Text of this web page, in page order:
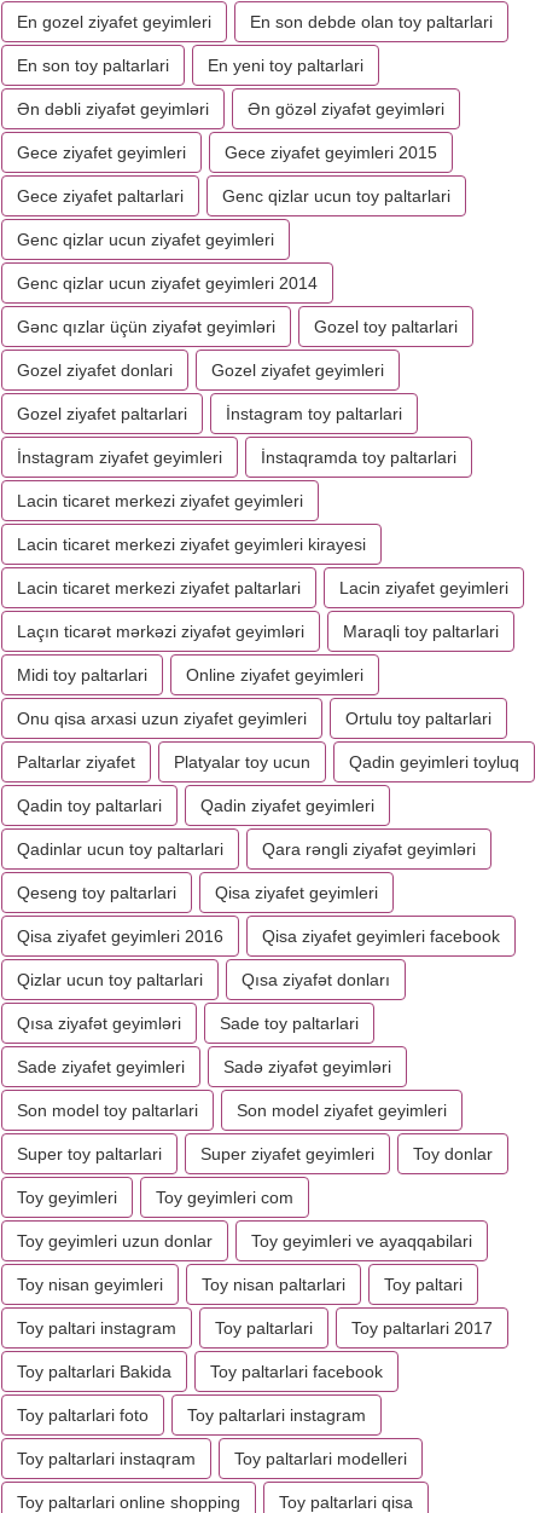
En gozel ziyafet geyimleri En son debde olan toy paltarlari
En son toy paltarlari En yeni toy paltarlari
Ən dəbli ziyafət geyimləri Ən gözəl ziyafət geyimləri
Gece ziyafet geyimleri Gece ziyafet geyimleri 2015
Gece ziyafet paltarlari Genc qizlar ucun toy paltarlari
Genc qizlar ucun ziyafet geyimleri
Genc qizlar ucun ziyafet geyimleri 2014
Gənc qızlar üçün ziyafət geyimləri Gozel toy paltarlari
Gozel ziyafet donlari Gozel ziyafet geyimleri
Gozel ziyafet paltarlari İnstagram toy paltarlari
İnstagram ziyafet geyimleri İnstaqramda toy paltarlari
Lacin ticaret merkezi ziyafet geyimleri
Lacin ticaret merkezi ziyafet geyimleri kirayesi
Lacin ticaret merkezi ziyafet paltarlari Lacin ziyafet geyimleri
Laçın ticarət mərkəzi ziyafət geyimləri Maraqli toy paltarlari
Midi toy paltarlari Online ziyafet geyimleri
Onu qisa arxasi uzun ziyafet geyimleri Ortulu toy paltarlari
Paltarlar ziyafet Platyalar toy ucun Qadin geyimleri toyluq
Qadin toy paltarlari Qadin ziyafet geyimleri
Qadinlar ucun toy paltarlari Qara rəngli ziyafət geyimləri
Qeseng toy paltarlari Qisa ziyafet geyimleri
Qisa ziyafet geyimleri 2016 Qisa ziyafet geyimleri facebook
Qizlar ucun toy paltarlari Qısa ziyafət donları
Qısa ziyafət geyimləri Sade toy paltarlari
Sade ziyafet geyimleri Sadə ziyafət geyimləri
Son model toy paltarlari Son model ziyafet geyimleri
Super toy paltarlari Super ziyafet geyimleri Toy donlar
Toy geyimleri Toy geyimleri com
Toy geyimleri uzun donlar Toy geyimleri ve ayaqqabilari
Toy nisan geyimleri Toy nisan paltarlari Toy paltari
Toy paltari instagram Toy paltarlari Toy paltarlari 2017
Toy paltarlari Bakida Toy paltarlari facebook
Toy paltarlari foto Toy paltarlari instagram
Toy paltarlari instaqram Toy paltarlari modelleri
Toy paltarlari online shopping Toy paltarlari qisa